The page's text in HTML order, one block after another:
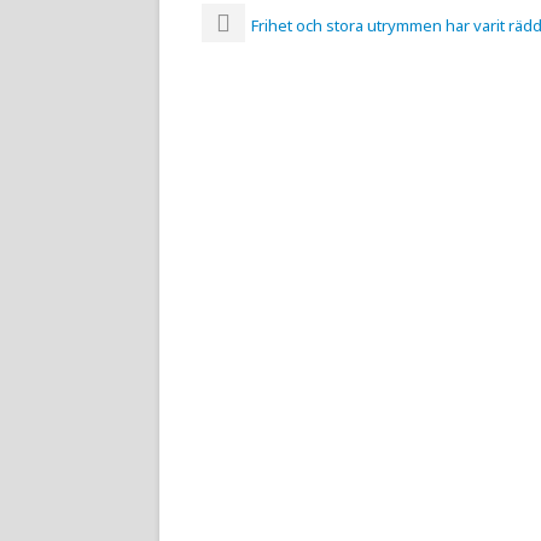
Frihet och stora utrymmen har varit